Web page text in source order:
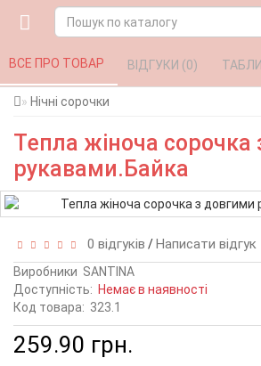
Нічні сорочки
Тепла жіноча сорочка
рукавами.Байка
ВСЕ ПРО ТОВАР ВІДГУКИ (0)
0 відгуків /Написати відгук
Виробники SANTINA
Доступність: Немає в наявності
Код товара: 323.1
259.90 грн.